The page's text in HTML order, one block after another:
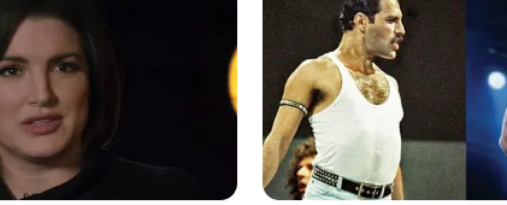
BUZZ DAY
Co-stars Who Lost Control While Kissing